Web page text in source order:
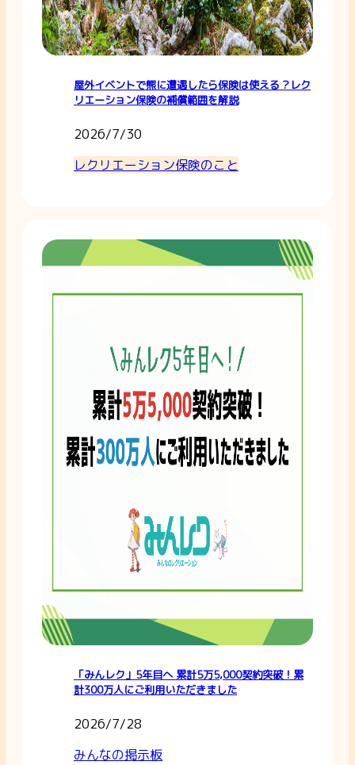
屋外イベントで熊に遭遇したら保険は使える？レク
リエーション保険の補償範囲を解説
2026/7/30
レクリエーション保険のこと
「みんレク」5年目へ 累計5万5,000契約突破！累
計300万人にご利用いただきました
2026/7/28
みんなの掲示板